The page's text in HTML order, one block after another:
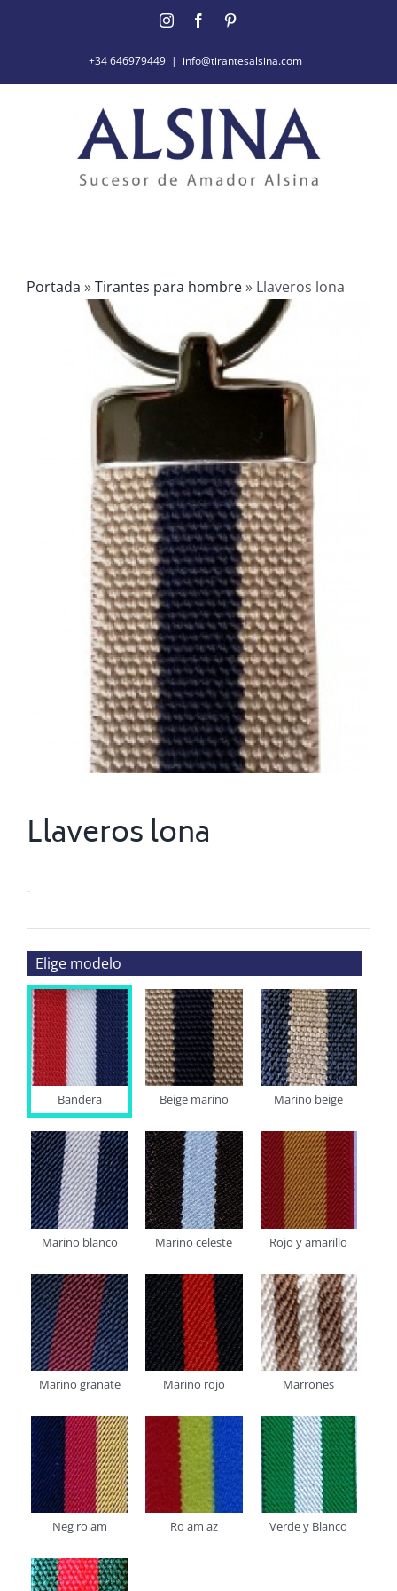
InstagramFacebook
+34 646979449 | info@tirantesalsina.com
Portada »Tirantes para hombre» Llaveros lona
Llaveros lona
Elige modelo
Bandera Beige marino Marino beige
Marino blanco Marino celeste Rojo y amarillo
Marino granate Marino rojo Marrones
Neg ro am Ro am az Verde y Blanco